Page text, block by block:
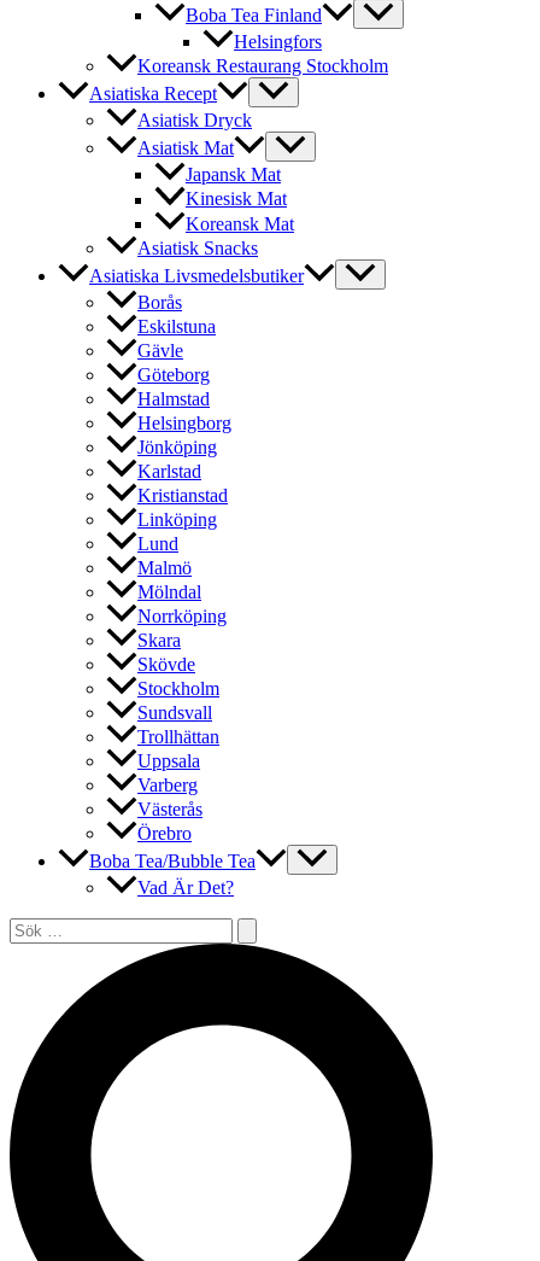
Boba Tea Finland
Helsingfors
Koreansk Restaurang Stockholm
Asiatiska Recept
Asiatisk Dryck
Asiatisk Mat
Japansk Mat
Kinesisk Mat
Koreansk Mat
Asiatisk Snacks
Asiatiska Livsmedelsbutiker
Borås
Eskilstuna
Gävle
Göteborg
Halmstad
Helsingborg
Jönköping
Karlstad
Kristianstad
Linköping
Lund
Malmö
Mölndal
Norrköping
Skara
Skövde
Stockholm
Sundsvall
Trollhättan
Uppsala
Varberg
Västerås
Örebro
Boba Tea/Bubble Tea
Vad Är Det?
Sök
efter: